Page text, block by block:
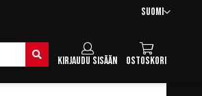
Kieli
Suomi
Ostoskori
Kirjaudu sisään